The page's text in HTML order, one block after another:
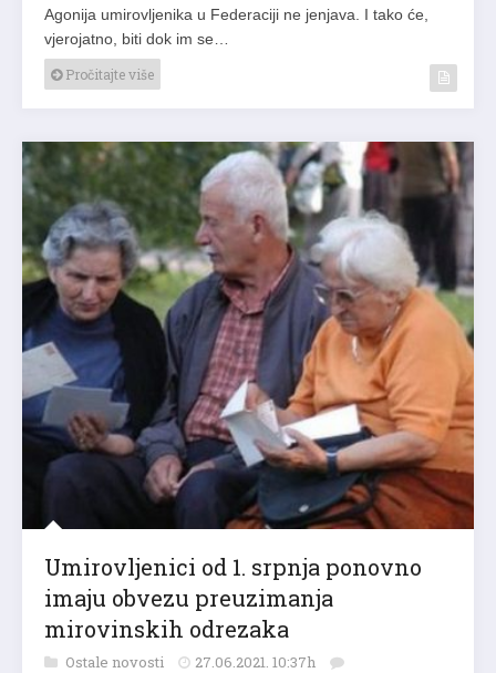
Agonija umirovljenika u Federaciji ne jenjava. I tako će,
vjerojatno, biti dok im se…
Pročitajte više
Umirovljenici od 1. srpnja ponovno
imaju obvezu preuzimanja
mirovinskih odrezaka
Ostale novosti 27.06.2021. 10:37h